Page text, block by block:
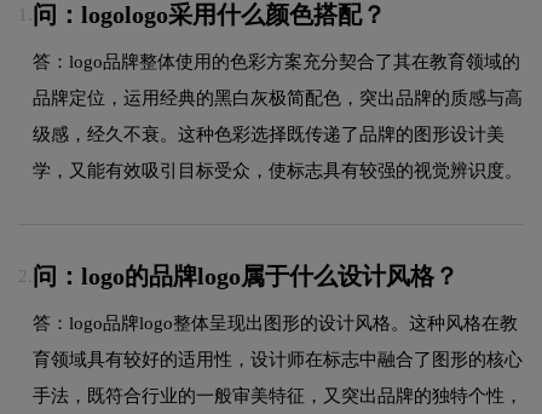
问：logologo采用什么颜色搭配？
答：logo品牌整体使用的色彩方案充分契合了其在教育领域的
品牌定位，运用经典的黑白灰极简配色，突出品牌的质感与高
级感，经久不衰。这种色彩选择既传递了品牌的图形设计美
学，又能有效吸引目标受众，使标志具有较强的视觉辨识度。
2. 问：logo的品牌logo属于什么设计风格？
答：logo品牌logo整体呈现出图形的设计风格。这种风格在教
育领域具有较好的适用性，设计师在标志中融合了图形的核心
手法，既符合行业的一般审美特征，又突出品牌的独特个性，